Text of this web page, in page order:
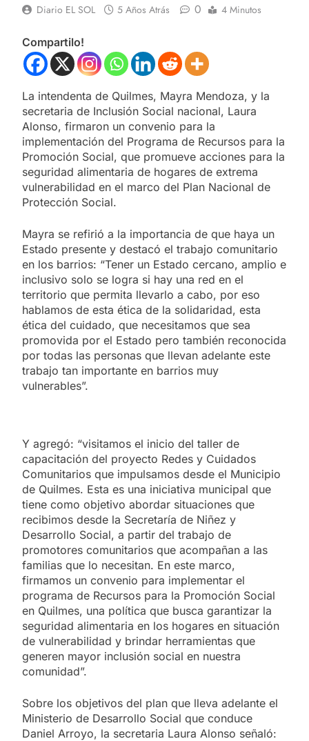
Diario EL SOL 5 Años Atrás 0 4 Minutos
Compartilo!
La intendenta de Quilmes, Mayra Mendoza, y la
secretaria de Inclusión Social nacional, Laura
Alonso, firmaron un convenio para la
implementación del Programa de Recursos para la
Promoción Social, que promueve acciones para la
seguridad alimentaria de hogares de extrema
vulnerabilidad en el marco del Plan Nacional de
Protección Social.
Mayra se refirió a la importancia de que haya un
Estado presente y destacó el trabajo comunitario
en los barrios: “Tener un Estado cercano, amplio e
inclusivo solo se logra si hay una red en el
territorio que permita llevarlo a cabo, por eso
hablamos de esta ética de la solidaridad, esta
ética del cuidado, que necesitamos que sea
promovida por el Estado pero también reconocida
por todas las personas que llevan adelante este
trabajo tan importante en barrios muy
vulnerables”.
Y agregó: “visitamos el inicio del taller de
capacitación del proyecto Redes y Cuidados
Comunitarios que impulsamos desde el Municipio
de Quilmes. Esta es una iniciativa municipal que
tiene como objetivo abordar situaciones que
recibimos desde la Secretaría de Niñez y
Desarrollo Social, a partir del trabajo de
promotores comunitarios que acompañan a las
familias que lo necesitan. En este marco,
firmamos un convenio para implementar el
programa de Recursos para la Promoción Social
en Quilmes, una política que busca garantizar la
seguridad alimentaria en los hogares en situación
de vulnerabilidad y brindar herramientas que
generen mayor inclusión social en nuestra
comunidad”.
Sobre los objetivos del plan que lleva adelante el
Ministerio de Desarrollo Social que conduce
Daniel Arroyo, la secretaria Laura Alonso señaló: